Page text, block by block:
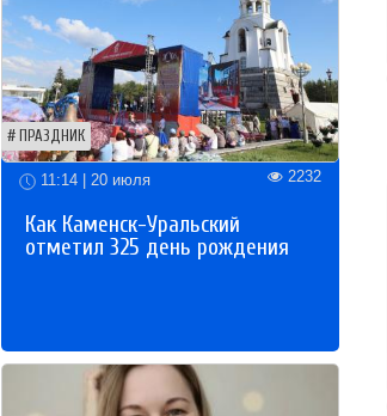
ПРАЗДНИК
11:14 | 20 июля 2232
Как Каменск-Уральский
отметил 325 день рождения